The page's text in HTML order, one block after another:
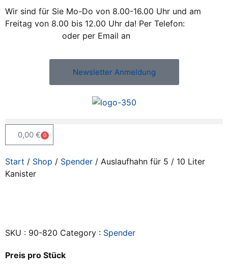
Wir sind für Sie Mo-Do von 8.00-16.00 Uhr und am
Freitag von 8.00 bis 12.00 Uhr da! Per Telefon:
oder per Email an
Newsletter Anmeldung
0,00 € 0
Start / Shop / Spender / Auslaufhahn für 5 / 10 Liter
Kanister
SKU : 90-820 Category : Spender
Preis pro Stück